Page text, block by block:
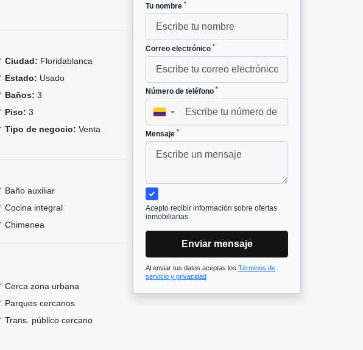
Ciudad: Floridablanca
Estado: Usado
Baños: 3
Piso: 3
Tipo de negocio: Venta
Baño auxiliar
Cocina integral
Chimenea
Cerca zona urbana
Parques cercanos
Trans. público cercano
Tu nombre *
Correo electrónico *
Número de teléfono *
▼
Mensaje *
Acepto recibir información sobre ofertas
inmobiliarias
Enviar mensaje
Al enviar tus datos aceptas los Términos de
servicio y privacidad